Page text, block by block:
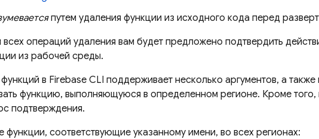
путем удаления функции из исходного кода перед
операций удаления вам будет предложено подтвердить
из рабочей среды.
в Firebase CLI поддерживает несколько аргументов, а также
функцию, выполняющуюся в определенном регионе. Кроме
подтверждения.
функции, соответствующие указанному имени, во всех регионах: